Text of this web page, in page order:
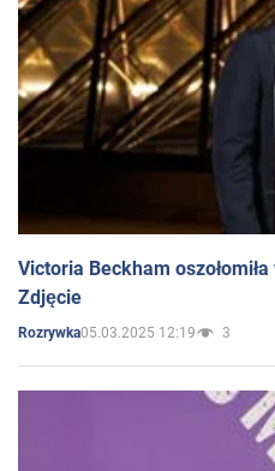
Victoria Beckham
Zdjęcie
Rozrywka05.03.2025 12:19 3